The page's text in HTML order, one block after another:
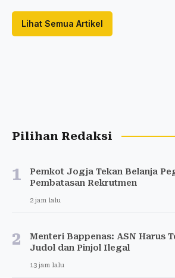
Lihat Semua Artikel
Pilihan Redaksi
1
Pemkot Jogja Tekan Belanja
Pembatasan Rekrutmen
2 jam lalu
2
Menteri Bappenas: ASN Harus
Judol dan Pinjol Ilegal
13 jam lalu